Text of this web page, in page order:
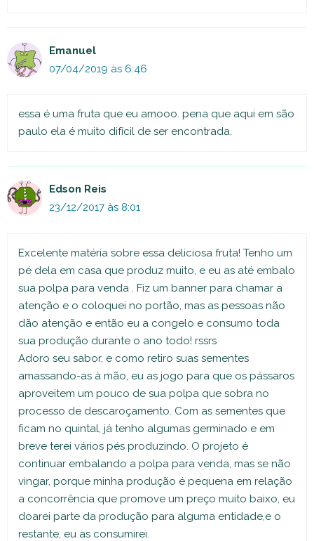
Emanuel
07/04/2019 às 6:46
essa é uma fruta que eu amooo. pena que aqui em são
paulo ela é muito difícil de ser encontrada.
Edson Reis
23/12/2017 às 8:01
Excelente matéria sobre essa deliciosa fruta! Tenho um
pé dela em casa que produz muito, e eu as até embalo
sua polpa para venda . Fiz um banner para chamar a
atenção e o coloquei no portão, mas as pessoas não
dão atenção e então eu a congelo e consumo toda
sua produção durante o ano todo! rssrs
Adoro seu sabor, e como retiro suas sementes
amassando-as à mão, eu as jogo para que os pássaros
aproveitem um pouco de sua polpa que sobra no
processo de descaroçamento. Com as sementes que
ficam no quintal, já tenho algumas germinado e em
breve terei vários pés produzindo. O projeto é
continuar embalando a polpa para venda, mas se não
vingar, porque minha produção é pequena em relação
a concorrência que promove um preço muito baixo, eu
doarei parte da produção para alguma entidade,e o
restante, eu as consumirei.